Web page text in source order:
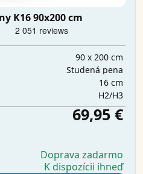
K16 90x200 cm
90 x 200 cm
Studená pena
16 cm
H2/H3
69,95 €
Doprava zadarmo
K dispozícii ihneď